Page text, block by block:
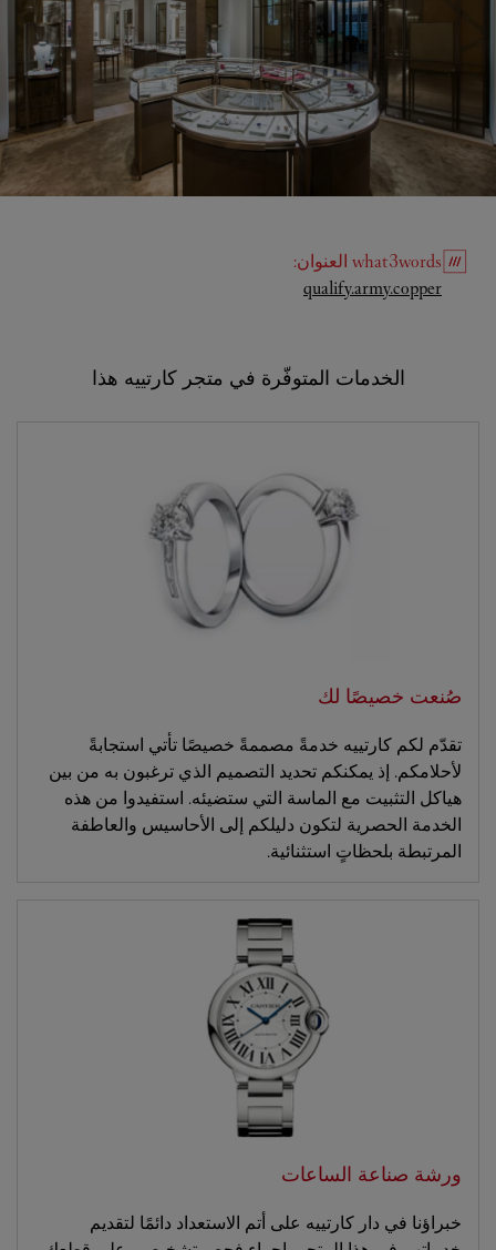
what3words العنوان:
qualify.army.copper
Link Opens in New Tab
الخدمات المتوفّرة في متجر كارتييه هذا
صُنعت خصيصًا لك
تقدّم لكم كارتييه خدمةً مصممةً خصيصًا تأتي استجابةً
لأحلامكم. إذ يمكنكم تحديد التصميم الذي ترغبون به من بين
هياكل التثبيت مع الماسة التي ستضيئه. استفيدوا من هذه
الخدمة الحصرية لتكون دليلكم إلى الأحاسيس والعاطفة
المرتبطة بلحظاتٍ استثنائية.
ورشة صناعة الساعات
خبراؤنا في دار كارتييه على أتم الاستعداد دائمًا لتقديم